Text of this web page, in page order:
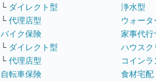
└ ダイレクト型
└ 代理店型
バイク保険
└ ダイレクト型
└ 代理店型
自転車保険
浄水型
ウォー
家事代行
ハウスク
コイン
食材宅配